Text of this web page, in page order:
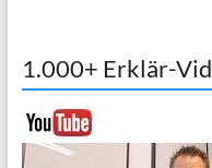
1.000+ Erklär-